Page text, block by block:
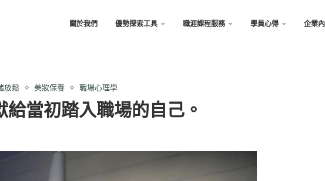
關於我們 優勢探索工具 職涯課程服務 學員心得 企業
放鬆 美妝保養 職場心理學
當初踏入職場的自己。